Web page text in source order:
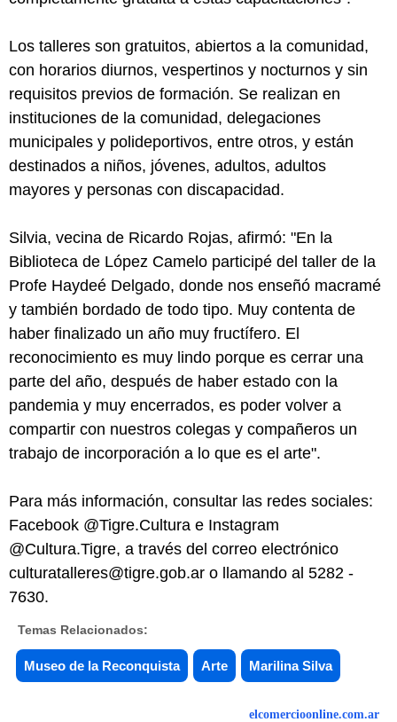
Los talleres son gratuitos, abiertos a la comunidad,
con horarios diurnos, vespertinos y nocturnos y sin
requisitos previos de formación. Se realizan en
instituciones de la comunidad, delegaciones
municipales y polideportivos, entre otros, y están
destinados a niños, jóvenes, adultos, adultos
mayores y personas con discapacidad.
Silvia, vecina de Ricardo Rojas, afirmó: "En la
Biblioteca de López Camelo participé del taller de la
Profe Haydeé Delgado, donde nos enseñó macramé
y también bordado de todo tipo. Muy contenta de
haber finalizado un año muy fructífero. El
reconocimiento es muy lindo porque es cerrar una
parte del año, después de haber estado con la
pandemia y muy encerrados, es poder volver a
compartir con nuestros colegas y compañeros un
trabajo de incorporación a lo que es el arte".
Para más información, consultar las redes sociales:
Facebook @Tigre.Cultura e Instagram
@Cultura.Tigre, a través del correo electrónico
culturatalleres@tigre.gob.ar o llamando al 5282 -
7630.
Temas Relacionados:
Museo de la Reconquista Arte Marilina Silva
elcomercioonline.com.ar